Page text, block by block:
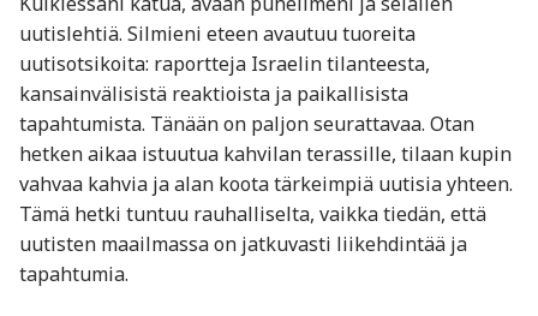
uutislehtiä. Silmieni eteen avautuu tuoreita
uutisotsikoita: raportteja Israelin tilanteesta,
kansainvälisistä reaktioista ja paikallisista
tapahtumista. Tänään on paljon seurattavaa. Otan
hetken aikaa istuutua kahvilan terassille, tilaan kupin
vahvaa kahvia ja alan koota tärkeimpiä uutisia yhteen.
Tämä hetki tuntuu rauhalliselta, vaikka tiedän, että
uutisten maailmassa on jatkuvasti liikehdintää ja
tapahtumia.